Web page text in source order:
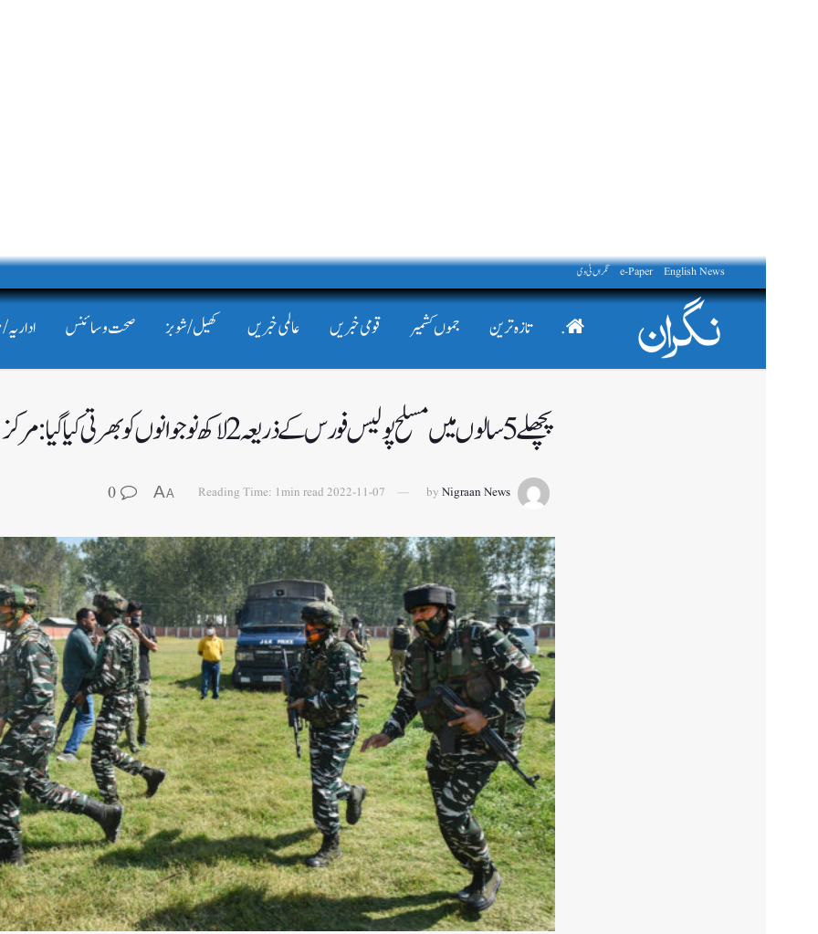
English News
e-Paper نگراں ٹی وی
. تازہ ترین جموں کشمیر قومی خبریں عالمی خبریں کھیل/شوبز صحت و سائنس
پچھلے 5 سالوں میں مسلح پولیس فورس کے ذریعہ 2 لاکھ نوجوانوں کو بھرتی کیا گیا: مرکز
by Nigraan News
2022-11-07
Reading Time: 1min read
A
A